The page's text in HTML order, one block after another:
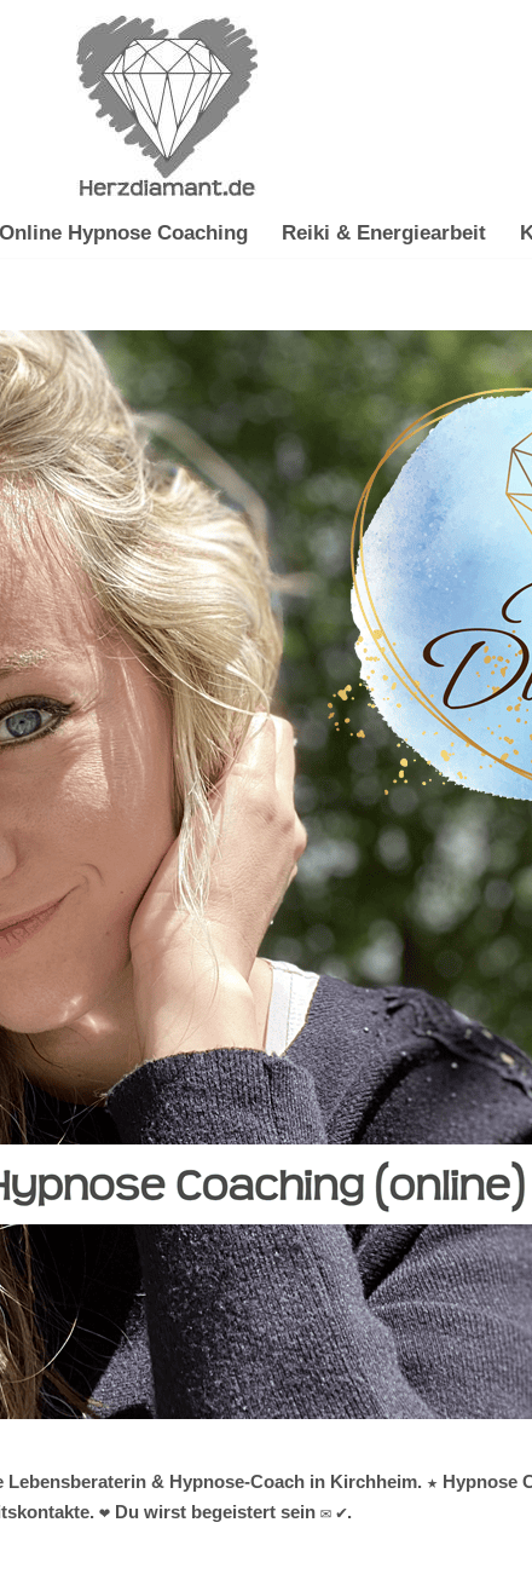
Online Hypnose Coaching Reiki & Energiearbeit
& Hypnose-Coach in Kirchheim. ★ Hypnose
❤ Du wirst begeistert sein ✉ ✔.